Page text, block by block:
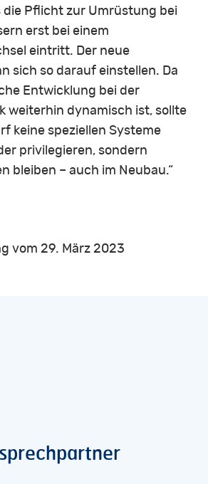
die Pflicht zur Umrüstung bei
erst bei einem
eintritt. Der neue
sich so darauf einstellen. Da
Entwicklung bei der
weiterhin dynamisch ist, sollte
keine speziellen Systeme
privilegieren, sondern
bleiben – auch im Neubau.“
vom 29. März 2023